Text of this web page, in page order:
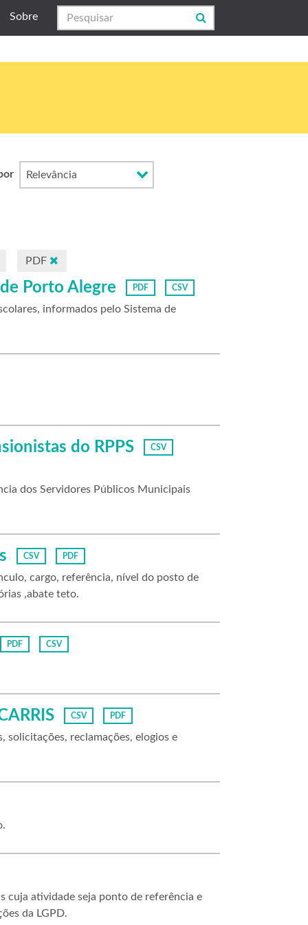
Sobre
PDF
Porto Alegre PDF CSV
informados pelo Sistema de
do RPPS CSV
dos Servidores Públicos Municipais
CSV PDF
cargo, referência, nível do posto de
,abate teto.
PDF CSV
CSV PDF
solicitações, reclamações, elogios e
cuja atividade seja ponto de referência e
da LGPD.